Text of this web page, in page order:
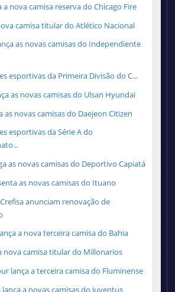
a nova camisa reserva do Chicago Fire
camisa titular do Atlético Nacional
as novas camisas do Independiente
esportivas da Primeira Divisão do C...
as novas camisas do Ulsan Hyundai
as novas camisas do Daejeon Citizen
esportivas da Série A do
as novas camisas do Deportivo Capiatá
as novas camisas do Ituano
anunciam renovação de
a nova terceira camisa do Bahia
nova camisa titular do Millonarios
lança a terceira camisa do Fluminense
a novas camisas do Juventus